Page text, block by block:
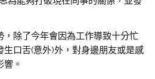
，除了今年會因為工作導致十分忙
口舌(意外)外，對身邊朋友或是感
。